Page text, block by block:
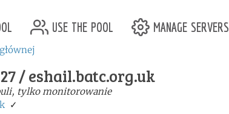
use the pool manage servers
/ eshail.batc.org.uk
tylko monitorowanie
✓